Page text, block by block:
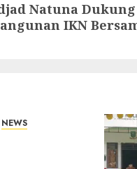
Natuna
IKN
NEWS